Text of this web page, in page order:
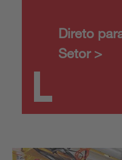
Direto
Setor >